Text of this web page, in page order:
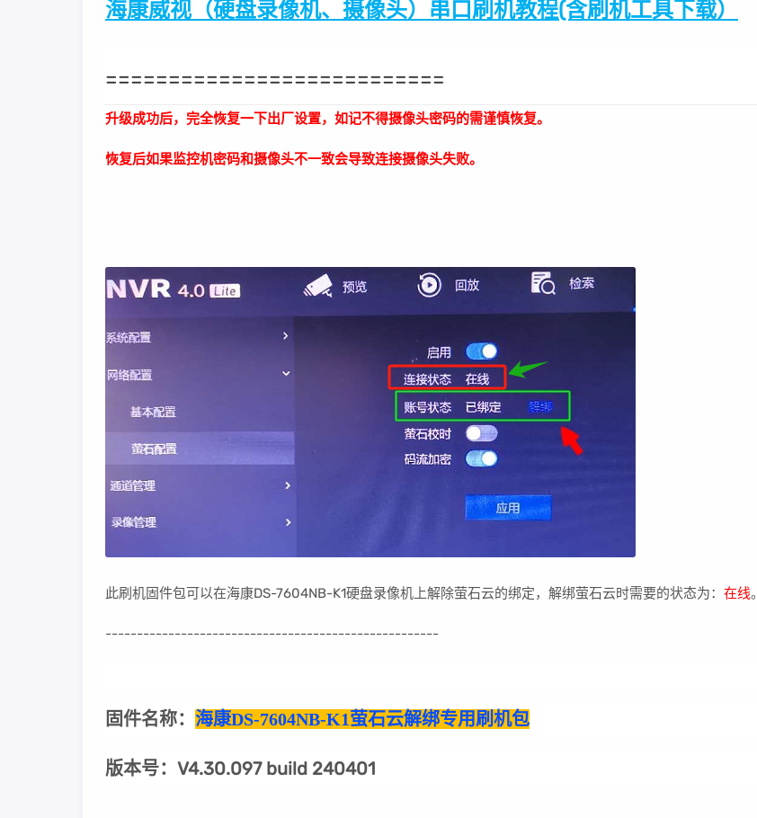
海康威视（硬盘录像机、摄像头）串口刷机教程(含刷机工具下载）
===========================
升级成功后，完全恢复一下出厂设置，如记不得摄像头密码的需谨慎恢复。
恢复后如果监控机密码和摄像头不一致会导致连接摄像头失败。
此刷机固件包可以在海康DS-7604NB-K1硬盘录像机上解除萤石云的绑定，解绑萤石云时需要的状态为： 在线。
-----------------------------------------------------
固件名称： 海康DS-7604NB-K1萤石云解绑专用刷机包
版本号：V4.30.097 build 240401